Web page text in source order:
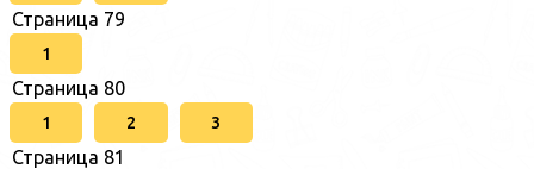
Страница 79
1
Страница 80
1 2 3
Страница 81